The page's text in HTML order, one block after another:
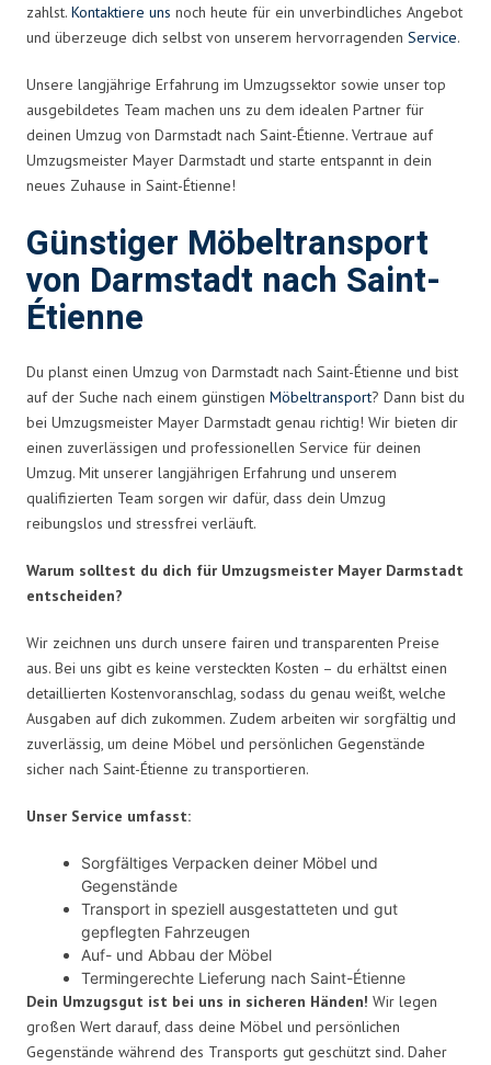
zahlst. Kontaktiere uns noch heute für ein unverbindliches Angebot
und überzeuge dich selbst von unserem hervorragenden Service.
Unsere langjährige Erfahrung im Umzugssektor sowie unser top
ausgebildetes Team machen uns zu dem idealen Partner für
deinen Umzug von Darmstadt nach Saint-Étienne. Vertraue auf
Umzugsmeister Mayer Darmstadt und starte entspannt in dein
neues Zuhause in Saint-Étienne!
Günstiger Möbeltransport
von Darmstadt nach Saint-
Étienne
Du planst einen Umzug von Darmstadt nach Saint-Étienne und bist
auf der Suche nach einem günstigen Möbeltransport? Dann bist du
bei Umzugsmeister Mayer Darmstadt genau richtig! Wir bieten dir
einen zuverlässigen und professionellen Service für deinen
Umzug. Mit unserer langjährigen Erfahrung und unserem
qualifizierten Team sorgen wir dafür, dass dein Umzug
reibungslos und stressfrei verläuft.
Warum solltest du dich für Umzugsmeister Mayer Darmstadt
entscheiden?
Wir zeichnen uns durch unsere fairen und transparenten Preise
aus. Bei uns gibt es keine versteckten Kosten – du erhältst einen
detaillierten Kostenvoranschlag, sodass du genau weißt, welche
Ausgaben auf dich zukommen. Zudem arbeiten wir sorgfältig und
zuverlässig, um deine Möbel und persönlichen Gegenstände
sicher nach Saint-Étienne zu transportieren.
Unser Service umfasst:
Sorgfältiges Verpacken deiner Möbel und
Gegenstände
Transport in speziell ausgestatteten und gut
gepflegten Fahrzeugen
Auf- und Abbau der Möbel
Termingerechte Lieferung nach Saint-Étienne
Dein Umzugsgut ist bei uns in sicheren Händen! Wir legen
großen Wert darauf, dass deine Möbel und persönlichen
Gegenstände während des Transports gut geschützt sind. Daher